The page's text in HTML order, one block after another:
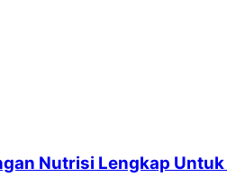
Nutrisi Lengkap